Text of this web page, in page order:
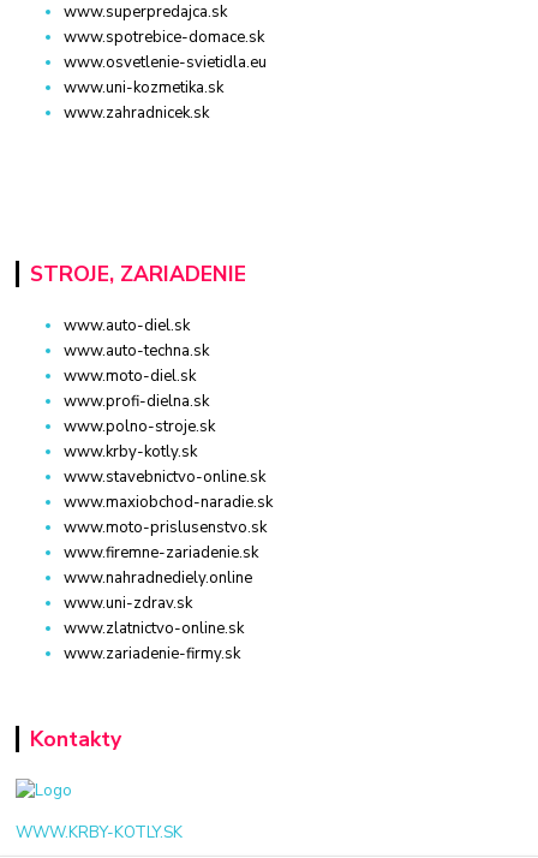
www.superpredajca.sk
www.spotrebice-domace.sk
www.osvetlenie-svietidla.eu
www.uni-kozmetika.sk
www.zahradnicek.sk
STROJE, ZARIADENIE
www.auto-diel.sk
www.auto-techna.sk
www.moto-diel.sk
www.profi-dielna.sk
www.polno-stroje.sk
www.krby-kotly.sk
www.stavebnictvo-online.sk
www.maxiobchod-naradie.sk
www.moto-prislusenstvo.sk
www.firemne-zariadenie.sk
www.nahradnediely.online
www.uni-zdrav.sk
www.zlatnictvo-online.sk
www.zariadenie-firmy.sk
Kontakty
WWW.KRBY-KOTLY.SK